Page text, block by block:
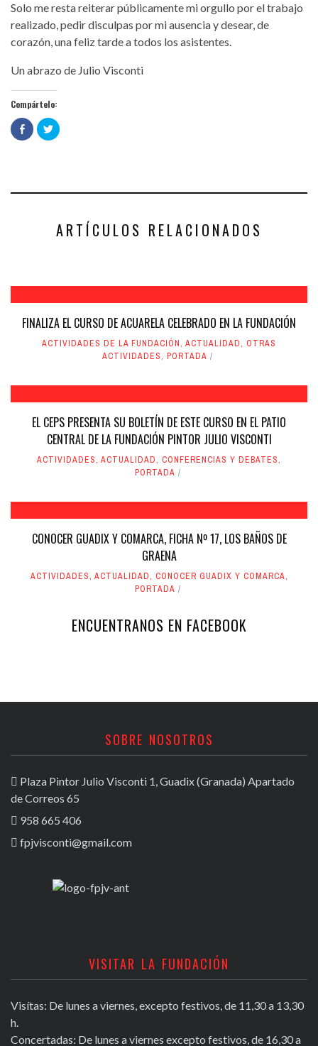
Solo me resta reiterar públicamente mi orgullo por el trabajo
realizado, pedir disculpas por mi ausencia y desear, de
corazón, una feliz tarde a todos los asistentes.
Un abrazo de Julio Visconti
Compártelo:
Haz
clic
para
en
Haz
clic
en
ARTÍCULOS RELACIONADOS
FINALIZA EL CURSO DE ACUARELA CELEBRADO EN LA FUNDACIÓN
ACTIVIDADES DE LA FUNDACIÓN, ACTUALIDAD, OTRAS
ACTIVIDADES, PORTADA
EL CEPS PRESENTA SU BOLETÍN DE ESTE CURSO EN EL PATIO
CENTRAL DE LA FUNDACIÓN PINTOR JULIO VISCONTI
ACTIVIDADES, ACTUALIDAD, CONFERENCIAS Y DEBATES,
PORTADA
CONOCER GUADIX Y COMARCA, FICHA Nº 17, LOS BAÑOS DE
GRAENA
ACTIVIDADES, ACTUALIDAD, CONOCER GUADIX Y COMARCA,
PORTADA
ENCUENTRANOS EN FACEBOOK
SOBRE NOSOTROS
Plaza Pintor Julio Visconti 1, Guadix (Granada) Apartado
de Correos 65
958 665 406
fpjvisconti@gmail.com
VISITAR LA FUNDACIÓN
Visítas: De lunes a viernes, excepto festivos, de 11,30 a 13,30
h.
Concertadas: De lunes a viernes excepto festivos, de 16,30 a